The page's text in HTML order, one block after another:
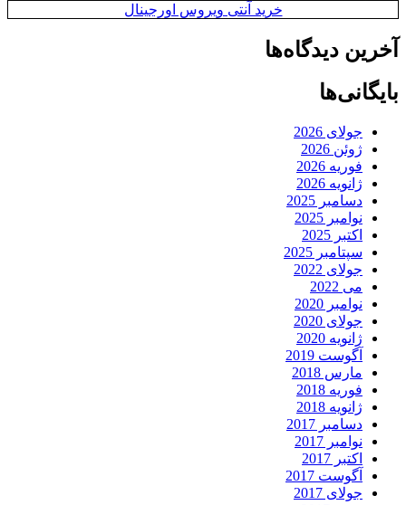
خرید آنتی ویروس اورجینال
آخرین دیدگاه‌ها
بایگانی‌ها
جولای 2026
ژوئن 2026
فوریه 2026
ژانویه 2026
دسامبر 2025
نوامبر 2025
اکتبر 2025
سپتامبر 2025
جولای 2022
می 2022
نوامبر 2020
جولای 2020
ژانویه 2020
آگوست 2019
مارس 2018
فوریه 2018
ژانویه 2018
دسامبر 2017
نوامبر 2017
اکتبر 2017
آگوست 2017
جولای 2017